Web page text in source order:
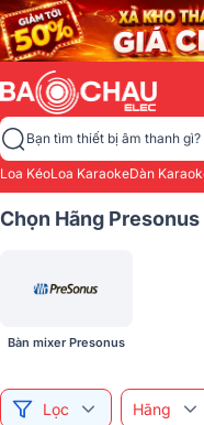
Bạn tìm thiết bị âm thanh gì?
Loa KéoLoa KaraokeDàn
Chọn Hãng
Bàn mixer Presonus
Lọc Hãng